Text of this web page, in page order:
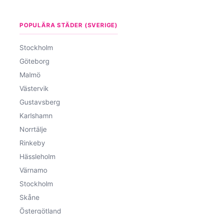
POPULÄRA STÄDER (SVERIGE)
Stockholm
Göteborg
Malmö
Västervik
Gustavsberg
Karlshamn
Norrtälje
Rinkeby
Hässleholm
Värnamo
Stockholm
Skåne
Östergötland